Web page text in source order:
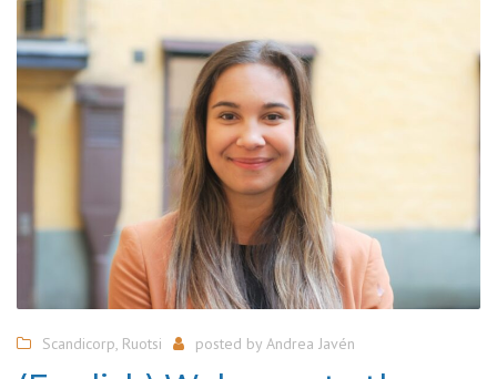
Scandicorp, Ruotsi posted by Andrea Javén